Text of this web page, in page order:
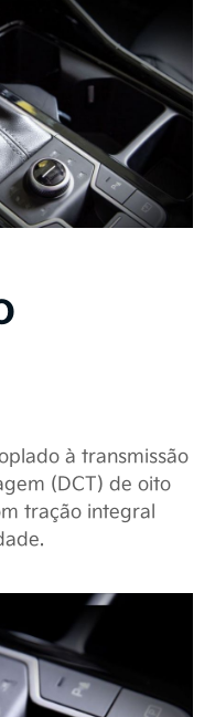
à transmissão
(DCT) de oito
tração integral